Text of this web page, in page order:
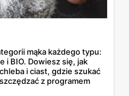
mąka każdego typu:
i BIO. Dowiesz się, jak
i ciast, gdzie szukać
z programem